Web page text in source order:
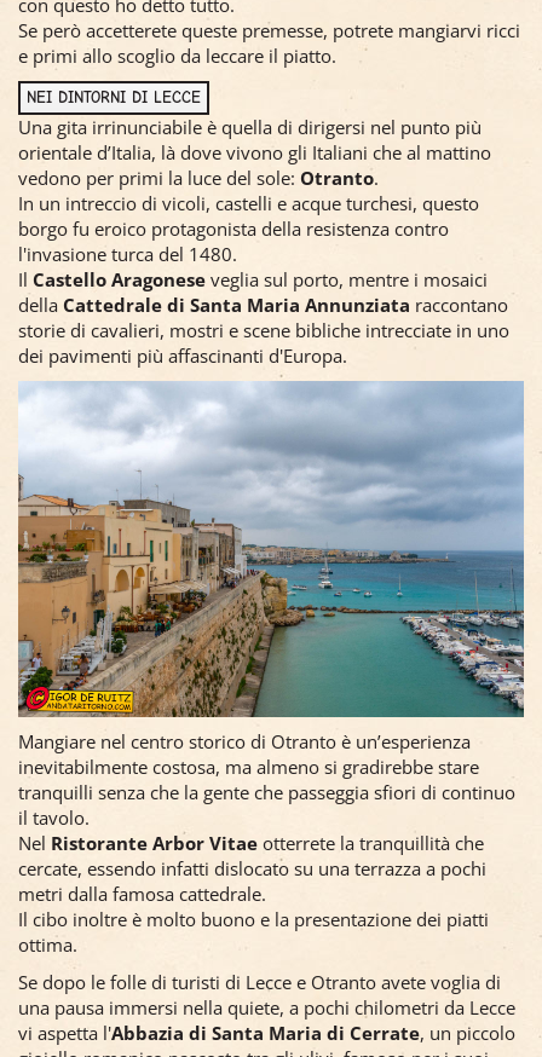
Se però accetterete queste premesse, potrete mangiarvi ricci
e primi allo scoglio da leccare il piatto.
NEI DINTORNI DI LECCE
Una gita irrinunciabile è quella di dirigersi nel punto più
orientale d’Italia, là dove vivono gli Italiani che al mattino
vedono per primi la luce del sole: Otranto.
In un intreccio di vicoli, castelli e acque turchesi, questo
borgo fu eroico protagonista della resistenza contro
l'invasione turca del 1480.
Il Castello Aragonese veglia sul porto, mentre i mosaici
della Cattedrale di Santa Maria Annunziata raccontano
storie di cavalieri, mostri e scene bibliche intrecciate in uno
dei pavimenti più affascinanti d'Europa.
Mangiare nel centro storico di Otranto è un’esperienza
inevitabilmente costosa, ma almeno si gradirebbe stare
tranquilli senza che la gente che passeggia sfiori di continuo
il tavolo.
Nel Ristorante Arbor Vitae otterrete la tranquillità che
cercate, essendo infatti dislocato su una terrazza a pochi
metri dalla famosa cattedrale.
Il cibo inoltre è molto buono e la presentazione dei piatti
ottima.
Se dopo le folle di turisti di Lecce e Otranto avete voglia di
una pausa immersi nella quiete, a pochi chilometri da Lecce
vi aspetta l'Abbazia di Santa Maria di Cerrate, un piccolo